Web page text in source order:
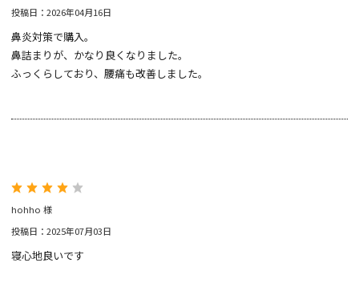
投稿日：2026年04月16日
鼻炎対策で購入。
鼻詰まりが、かなり良くなりました。
ふっくらしており、腰痛も改善しました。
hohho 様
投稿日：2025年07月03日
寝心地良いです